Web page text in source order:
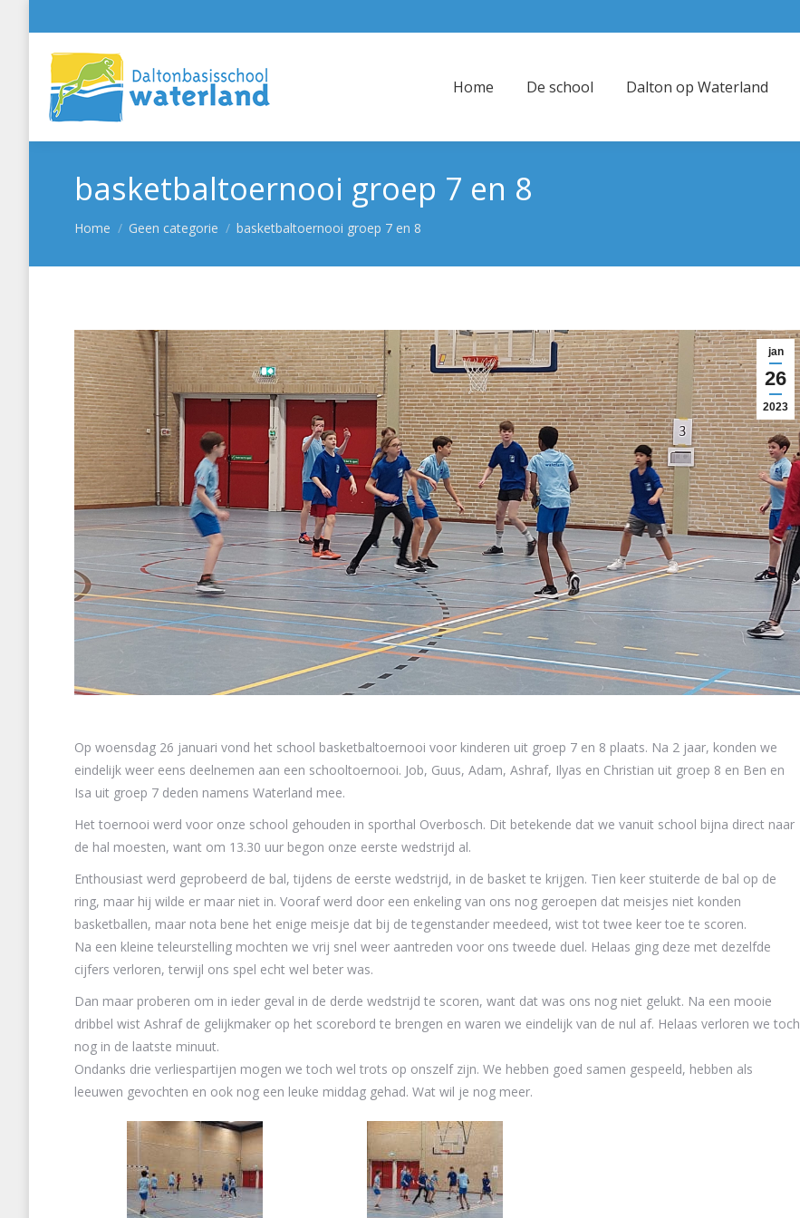
Home De school Dalton op Waterland
basketbaltoernooi groep 7 en 8
Je bent hier:
Home Geen categorie basketbaltoernooi groep 7 en 8
jan
26
2023
Op woensdag 26 januari vond het school basketbaltoernooi voor kinderen uit groep 7 en 8 plaats. Na 2 jaar, konden we
eindelijk weer eens deelnemen aan een schooltoernooi. Job, Guus, Adam, Ashraf, Ilyas en Christian uit groep 8 en Ben en
Isa uit groep 7 deden namens Waterland mee.
Het toernooi werd voor onze school gehouden in sporthal Overbosch. Dit betekende dat we vanuit school bijna direct naar
de hal moesten, want om 13.30 uur begon onze eerste wedstrijd al.
Enthousiast werd geprobeerd de bal, tijdens de eerste wedstrijd, in de basket te krijgen. Tien keer stuiterde de bal op de
ring, maar hij wilde er maar niet in. Vooraf werd door een enkeling van ons nog geroepen dat meisjes niet konden
basketballen, maar nota bene het enige meisje dat bij de tegenstander meedeed, wist tot twee keer toe te scoren.
Na een kleine teleurstelling mochten we vrij snel weer aantreden voor ons tweede duel. Helaas ging deze met dezelfde
cijfers verloren, terwijl ons spel echt wel beter was.
Dan maar proberen om in ieder geval in de derde wedstrijd te scoren, want dat was ons nog niet gelukt. Na een mooie
dribbel wist Ashraf de gelijkmaker op het scorebord te brengen en waren we eindelijk van de nul af. Helaas verloren we toch
nog in de laatste minuut.
Ondanks drie verliespartijen mogen we toch wel trots op onszelf zijn. We hebben goed samen gespeeld, hebben als
leeuwen gevochten en ook nog een leuke middag gehad. Wat wil je nog meer.